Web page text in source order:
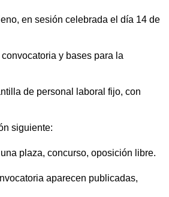
en sesión celebrada el día 14 de
y bases para la
de personal laboral fijo, con
siguiente:
plaza, concurso, oposición libre.
aparecen publicadas,